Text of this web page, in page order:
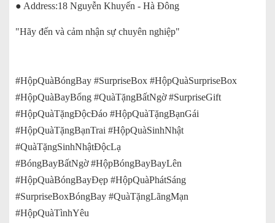
● Address:18 Nguyễn Khuyến - Hà Đông
"Hãy đến và cảm nhận sự chuyên nghiệp"
#HộpQuàBóngBay #SurpriseBox #HộpQuàSurpriseBox
#HộpQuàBayBổng #QuàTặngBấtNgờ #SurpriseGift
#HộpQuàTặngĐộcĐáo #HộpQuàTặngBạnGái
#HộpQuàTặngBạnTrai #HộpQuàSinhNhật
#QuàTặngSinhNhậtĐộcLạ
#BóngBayBấtNgờ #HộpBóngBayBayLên
#HộpQuàBóngBayĐẹp #HộpQuàPhátSáng
#SurpriseBoxBóngBay #QuàTặngLãngMạn
#HộpQuàTìnhYêu